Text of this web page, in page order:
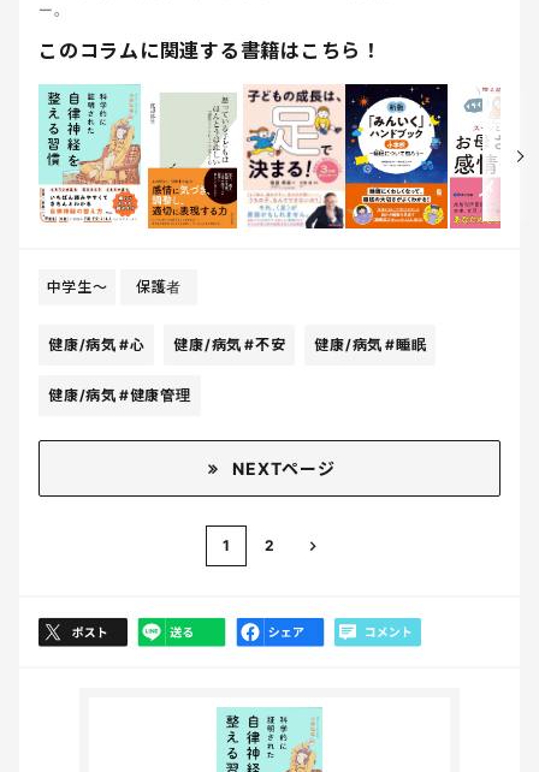
ー。
このコラムに関連する書籍はこちら！
中学生〜 保護者
健康/病気 #心 健康/病気 #不安 健康/病気 #睡眠
健康/病気 #健康管理
NEXTページ
1 2